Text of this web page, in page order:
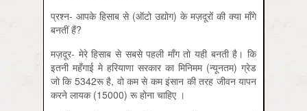
प्रश्न- आपके हिसाब से (ऑटो उद्योग) के मज़दूरों की क्या माँगे
बनतीं हैं?
मज़दूर- मेरे हिसाब से सबसे पहली माँग तो यही बनती है। कि
इतनी महँगाई मे हरि‍याणा सरकार का मिनिमम (न्यूनतम) ग्रेड
जो कि 5342रू है, वो कम से कम इंसान की तरह जीवन यापन
करने लायक (15000) रू होना चाहिए ।